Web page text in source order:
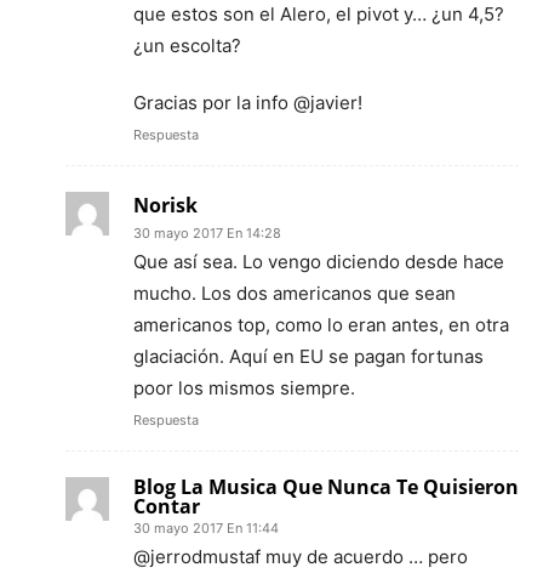
que estos son el Alero, el pivot y… ¿un 4,5?
¿un escolta?
Gracias por la info @javier!
Respuesta
Norisk
30 mayo 2017 En 14:28
Que así sea. Lo vengo diciendo desde hace
mucho. Los dos americanos que sean
americanos top, como lo eran antes, en otra
glaciación. Aquí en EU se pagan fortunas
poor los mismos siempre.
Respuesta
Blog La Musica Que Nunca Te Quisieron
Contar
30 mayo 2017 En 11:44
@jerrodmustaf muy de acuerdo … pero